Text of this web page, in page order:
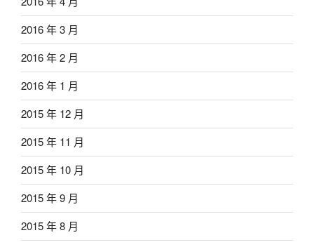
2016 年 3 月
2016 年 2 月
2016 年 1 月
2015 年 12 月
2015 年 11 月
2015 年 10 月
2015 年 9 月
2015 年 8 月